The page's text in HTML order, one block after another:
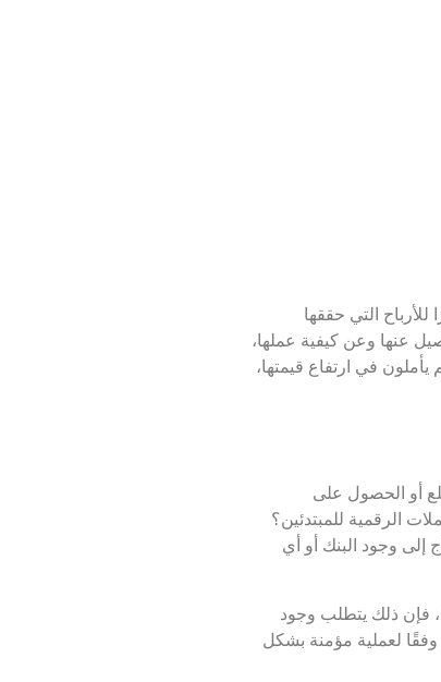
التي حققها
عنها وعن كيفية عملها،
يأملون في ارتفاع قيمتها،
أو الحصول على
الرقمية للمبتدئين؟
إلى وجود البنك أو أي
فإن ذلك يتطلب وجود
وفقًا لعملية مؤمنة بشكل